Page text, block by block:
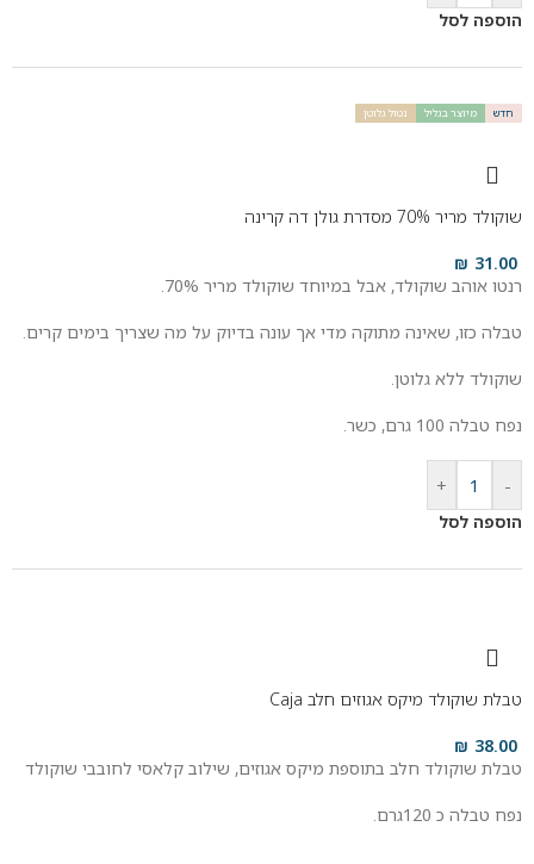
הוספה לסל
חדש מיוצר בגליל נטול גלוטן
שוקולד מריר 70% מסדרת גולן דה קרינה
31.00
₪
רנטו אוהב שוקולד, אבל במיוחד שוקולד מריר 70%.
טבלה כזו, שאינה מתוקה מדי אך עונה בדיוק על מה שצריך בימים קרים.
שוקולד ללא גלוטן.
נפח טבלה 100 גרם, כשר.
-
+
הוספה לסל
טבלת שוקולד מיקס אגוזים חלב Caja
38.00
₪
טבלת שוקולד חלב בתוספת מיקס אגוזים, שילוב קלאסי לחובבי שוקולד
נפח טבלה כ 120גרם.